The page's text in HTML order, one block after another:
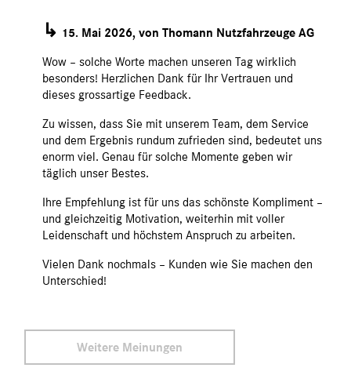
↳ 15. Mai 2026, von Thomann Nutzfahrzeuge AG
Wow – solche Worte machen unseren Tag wirklich
besonders! Herzlichen Dank für Ihr Vertrauen und
dieses grossartige Feedback.
Zu wissen, dass Sie mit unserem Team, dem Service
und dem Ergebnis rundum zufrieden sind, bedeutet uns
enorm viel. Genau für solche Momente geben wir
täglich unser Bestes.
Ihre Empfehlung ist für uns das schönste Kompliment –
und gleichzeitig Motivation, weiterhin mit voller
Leidenschaft und höchstem Anspruch zu arbeiten.
Vielen Dank nochmals – Kunden wie Sie machen den
Unterschied!
Weitere Meinungen